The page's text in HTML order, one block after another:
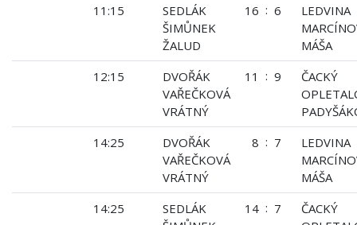
11:15
SEDLÁK
ŠIMŮNEK
ŽALUD
16 : 6
LEDVINA
MÁŠA
12:15
DVOŘÁK
VAŘEČKOVÁ
VRÁTNÝ
11 : 9
ČACKÝ
14:25
DVOŘÁK
VAŘEČKOVÁ
VRÁTNÝ
8 : 7
LEDVINA
MÁŠA
14:25
SEDLÁK
14 : 7
ČACKÝ